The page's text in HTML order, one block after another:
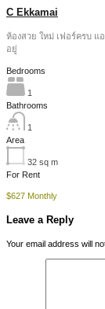
C Ekkamai
ห้องสวย ใหม่ เฟอร์ครบ แ
อยู่
Bedrooms
1
Bathrooms
1
Area
32 sq m
For Rent
$627 Monthly
Leave a Reply
Your email address will